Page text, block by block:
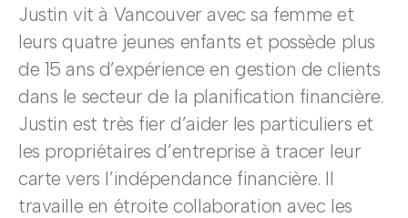
Justin vit à Vancouver avec sa femme et
leurs quatre jeunes enfants et possède plus
de 15 ans d’expérience en gestion de clients
dans le secteur de la planification financière.
Justin est très fier d’aider les particuliers et
les propriétaires d’entreprise à tracer leur
carte vers l’indépendance financière. Il
travaille en étroite collaboration avec les